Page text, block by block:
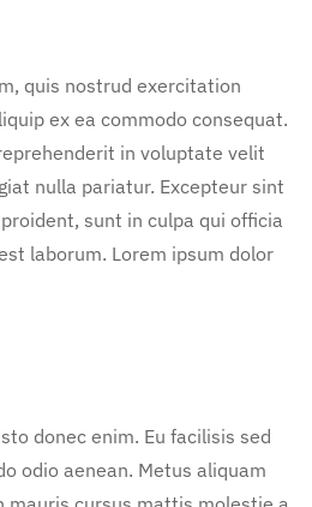
quis nostrud exercitation
ex ea commodo consequat.
in voluptate velit
nulla pariatur. Excepteur sint
sunt in culpa qui officia
laborum. Lorem ipsum dolor
donec enim. Eu facilisis sed
odio aenean. Metus aliquam